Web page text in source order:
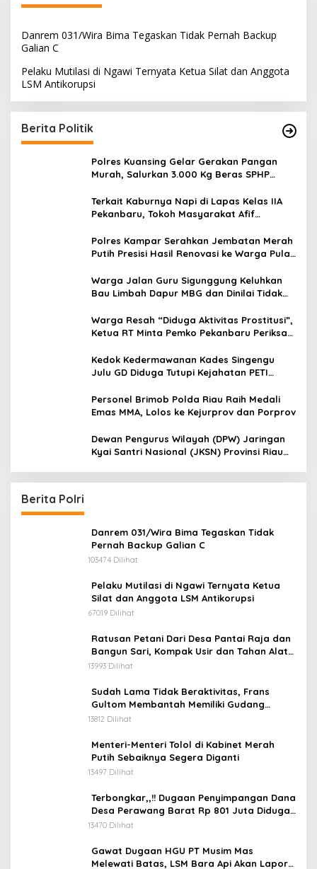
Danrem 031/Wira Bima Tegaskan Tidak Pernah Backup
Galian C
Pelaku Mutilasi di Ngawi Ternyata Ketua Silat dan Anggota
LSM Antikorupsi
Berita Politik
Polres Kuansing Gelar Gerakan Pangan
Murah, Salurkan 3.000 Kg Beras SPHP
Terkait Kaburnya Napi di Lapas Kelas IIA
Pekanbaru, Tokoh Masyarakat Afif
Binadik Lapas Kelas IIA Pekanbaru Ridho
Juga Dicopot
Polres Kampar Serahkan Jembatan Merah
Putih Presisi Hasil Renovasi ke Warga Pulau
Warga Jalan Guru Sigunggung Keluhkan
Bau Limbah Dapur MBG dan Dinilai Tidak
Warga Resah “Diduga Aktivitas Prostitusi”,
Ketua RT Minta Pemko Pekanbaru Periksa
Jalan Tanjung Datuk
Kedok Kedermawanan Kades Singengu
Julu GD Diduga Tutupi Kejahatan PETI
Personel Brimob Polda Riau Raih Medali
Emas MMA, Lolos ke Kejurprov dan Porprov
Dewan Pengurus Wilayah (DPW) Jaringan
Kyai Santri Nasional (JKSN) Provinsi Riau
Berita Polri
Danrem 031/Wira Bima Tegaskan Tidak
Pernah Backup Galian C
103474 Dilihat
Pelaku Mutilasi di Ngawi Ternyata Ketua
Silat dan Anggota LSM Antikorupsi
67019 Dilihat
Ratusan Petani Dari Desa Pantai Raja dan
Bangun Sari, Kompak Usir dan Tahan Alat
Berat Milik Hanafi Cs.
13993 Dilihat
Sudah Lama Tidak Beraktivitas, Frans
Gultom Membantah Memiliki Gudang
Penimbunan BBM
13812 Dilihat
Menteri-Menteri Tolol di Kabinet Merah
Putih Sebaiknya Segera Diganti
13497 Dilihat
Terbongkar,,!! Dugaan Penyimpangan Dana
Desa Perawang Barat Rp 801 Juta Diduga
Tidak Jelas Penggunaannya
13470 Dilihat
Gawat Dugaan HGU PT Musim Mas
Melewati Batas, LSM Bara Api Akan Lapor